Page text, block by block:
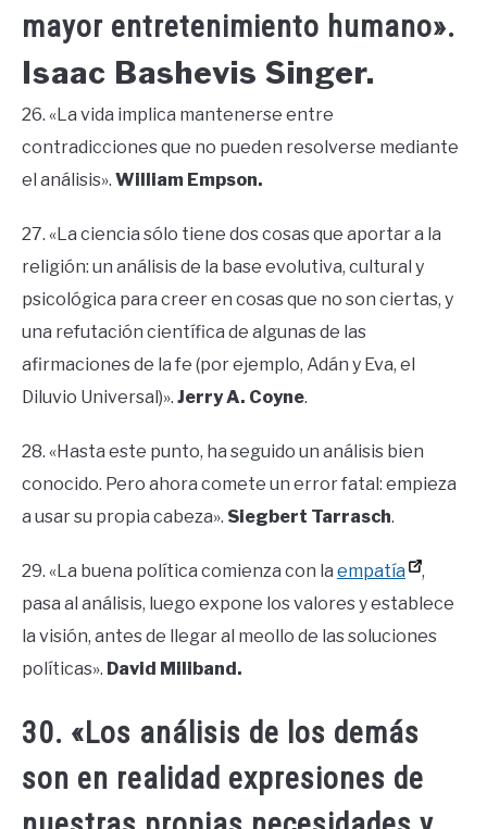
mayor entretenimiento humano».
Isaac Bashevis Singer.
26. «La vida implica mantenerse entre
contradicciones que no pueden resolverse mediante
el análisis». William Empson.
27. «La ciencia sólo tiene dos cosas que aportar a la
religión: un análisis de la base evolutiva, cultural y
psicológica para creer en cosas que no son ciertas, y
una refutación científica de algunas de las
afirmaciones de la fe (por ejemplo, Adán y Eva, el
Diluvio Universal)». Jerry A. Coyne.
28. «Hasta este punto, ha seguido un análisis bien
conocido. Pero ahora comete un error fatal: empieza
a usar su propia cabeza». Siegbert Tarrasch.
29. «La buena política comienza con la empatía
,
pasa al análisis, luego expone los valores y establece
la visión, antes de llegar al meollo de las soluciones
políticas». David Miliband.
30. «Los análisis de los demás
son en realidad expresiones de